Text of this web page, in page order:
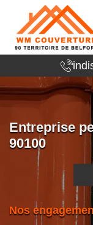
Entreprise
90100
Nos